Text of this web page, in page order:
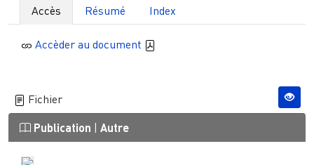
Accès Résumé Index
Accèder au document
Fichier
Publication | Autre